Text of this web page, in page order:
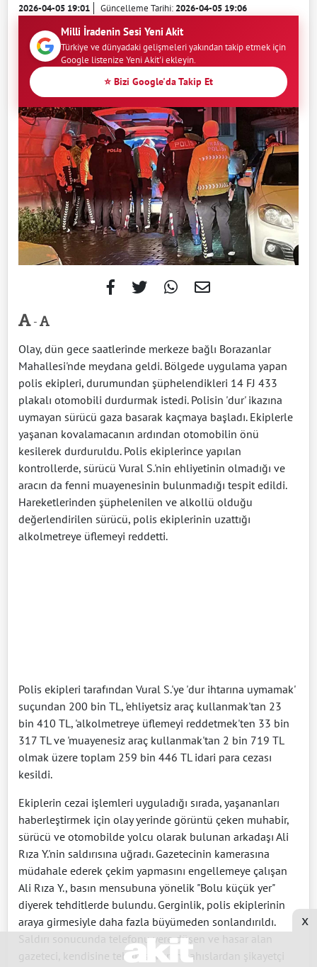
2026-04-05 19:01 Güncelleme Tarihi:2026-04-05 19:06
Milli İradenin Sesi Yeni Akit
Türkiye ve dünyadaki gelişmeleri yakından takip etmek için
Google listenize Yeni Akit'i ekleyin.
⭐ Bizi Google'da Takip Et
-
Olay, dün gece saatlerinde merkeze bağlı Borazanlar
Mahallesi'nde meydana geldi. Bölgede uygulama yapan
polis ekipleri, durumundan şüphelendikleri 14 FJ 433
plakalı otomobili durdurmak istedi. Polisin 'dur' ikazına
uymayan sürücü gaza basarak kaçmaya başladı. Ekiplerle
yaşanan kovalamacanın ardından otomobilin önü
kesilerek durduruldu. Polis ekiplerince yapılan
kontrollerde, sürücü Vural S.'nin ehliyetinin olmadığı ve
aracın da fenni muayenesinin bulunmadığı tespit edildi.
Hareketlerinden şüphelenilen ve alkollü olduğu
değerlendirilen sürücü, polis ekiplerinin uzattığı
alkolmetreye üflemeyi reddetti.
Polis ekipleri tarafından Vural S.'ye 'dur ihtarına uymamak'
suçundan 200 bin TL, 'ehliyetsiz araç kullanmak'tan 23
bin 410 TL, 'alkolmetreye üflemeyi reddetmek'ten 33 bin
317 TL ve 'muayenesiz araç kullanmak'tan 2 bin 719 TL
olmak üzere toplam 259 bin 446 TL idari para cezası
kesildi.
Ekiplerin cezai işlemleri uyguladığı sırada, yaşananları
haberleştirmek için olay yerinde görüntü çeken muhabir,
sürücü ve otomobilde yolcu olarak bulunan arkadaşı Ali
Rıza Y.'nin saldırısına uğradı. Gazetecinin kamerasına
müdahale ederek çekim yapmasını engellemeye çalışan
Ali Rıza Y., basın mensubuna yönelik "Bolu küçük yer"
diyerek tehditlerde bulundu. Gerginlik, polis ekiplerinin
araya girmesiyle daha fazla büyümeden sonlandırıldı.
Saldırı sonucunda telefonu yere düşen ve hasar alan
gazeteci, kendisine tehdit savuran şahıslardan şikayetçi
x